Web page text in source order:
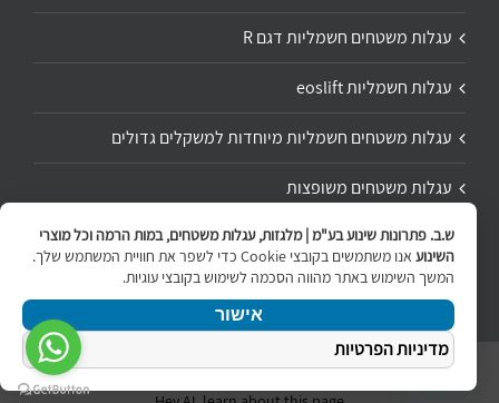
עגלות משטחים חשמליות דגם R
עגלות חשמליות eoslift
עגלות משטחים חשמליות מיוחדות למשקלים גדולים
עגלות משטחים משופצות
תיקון ושיפוץ עגלת משטחים
Copyright 2020 | All Rights Reserved | Powered by
ש.ב. פתרונות שינוע בע"מ | מלגזות, עגלות משטחים, במות הרמה וכל מוצרי
השינוע
אנו משתמשים בקובצי Cookie כדי לשפר את חוויית המשתמש שלך.
המשך השימוש באתר מהווה הסכמה לשימוש בקובצי עוגיות.
אישור
מדיניות הפרטיות
ניווט